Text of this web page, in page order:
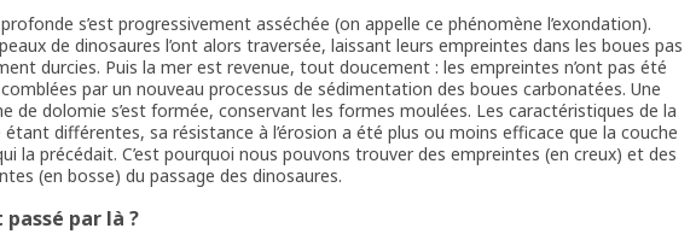
s’est progressivement asséchée (on appelle ce phénomène l’exondation).
de dinosaures l’ont alors traversée, laissant leurs empreintes dans les boues pas
durcies. Puis la mer est revenue, tout doucement : les empreintes n’ont pas été
par un nouveau processus de sédimentation des boues carbonatées. Une
de dolomie s’est formée, conservant les formes moulées. Les caractéristiques de la
différentes, sa résistance à l’érosion a été plus ou moins efficace que la couche
la précédait. C’est pourquoi nous pouvons trouver des empreintes (en creux) et des
(en bosse) du passage des dinosaures.
par là ?